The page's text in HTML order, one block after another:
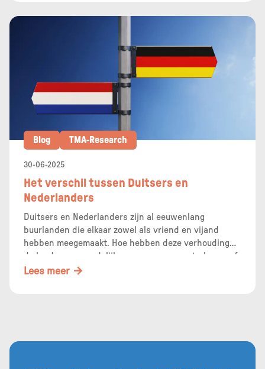
30-06-2025
Het verschil tussen Duitsers en
Nederlanders
Duitsers en Nederlanders zijn al eeuwenlang
buurlanden die elkaar zowel als vriend en vijand
hebben meegemaakt. Hoe hebben deze verhoudingen
de landen gevormd, lijken we op onze oosterburen of
zijn we juist heel verschillend? TMA onderzocht het!
Blog TMA-Research
Lees meer